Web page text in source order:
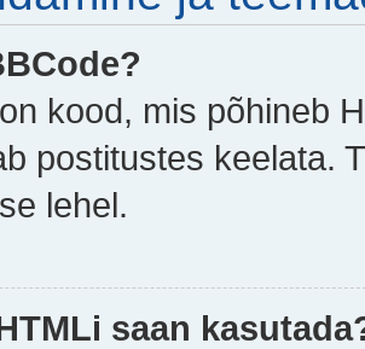
kood, mis põhineb
postitustes keelata.
lehel.
saan